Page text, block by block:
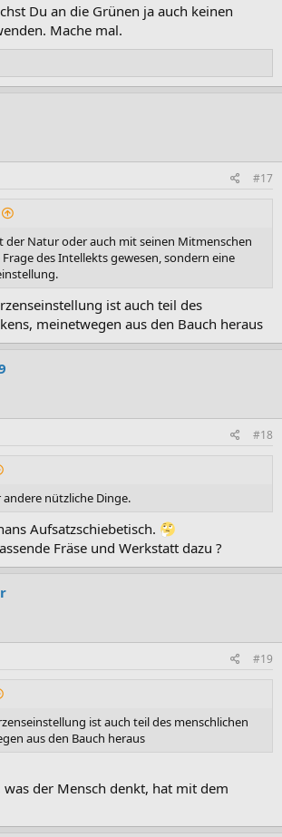
Du an die Grünen ja auch keinen
Mache mal.
#17
der Natur oder auch mit seinen Mitmenschen
des Intellekts gewesen, sondern eine
ist auch teil des
meinetwegen aus den Bauch heraus
#18
nützliche Dinge.
Aufsatzschiebetisch.
Fräse und Werkstatt dazu ?
#19
ist auch teil des menschlichen
aus den Bauch heraus
was der Mensch denkt, hat mit dem